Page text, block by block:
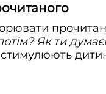
Як ти
стимулюють